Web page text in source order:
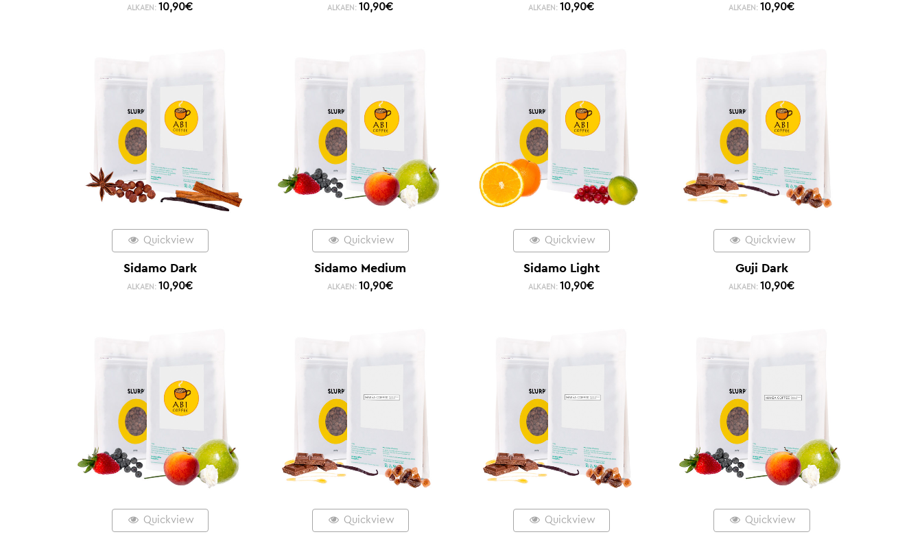
ALKAEN: 10,90€ ALKAEN: 10,90€ ALKAEN: 10,90€ ALKAEN: 10,90€
Quickview
Sidamo Dark
ALKAEN: 10,90€
Quickview
Sidamo Medium
ALKAEN: 10,90€
Quickview
Sidamo Light
ALKAEN: 10,90€
Quickview
Guji Dark
ALKAEN: 10,90€
Quickview Quickview Quickview Quickview